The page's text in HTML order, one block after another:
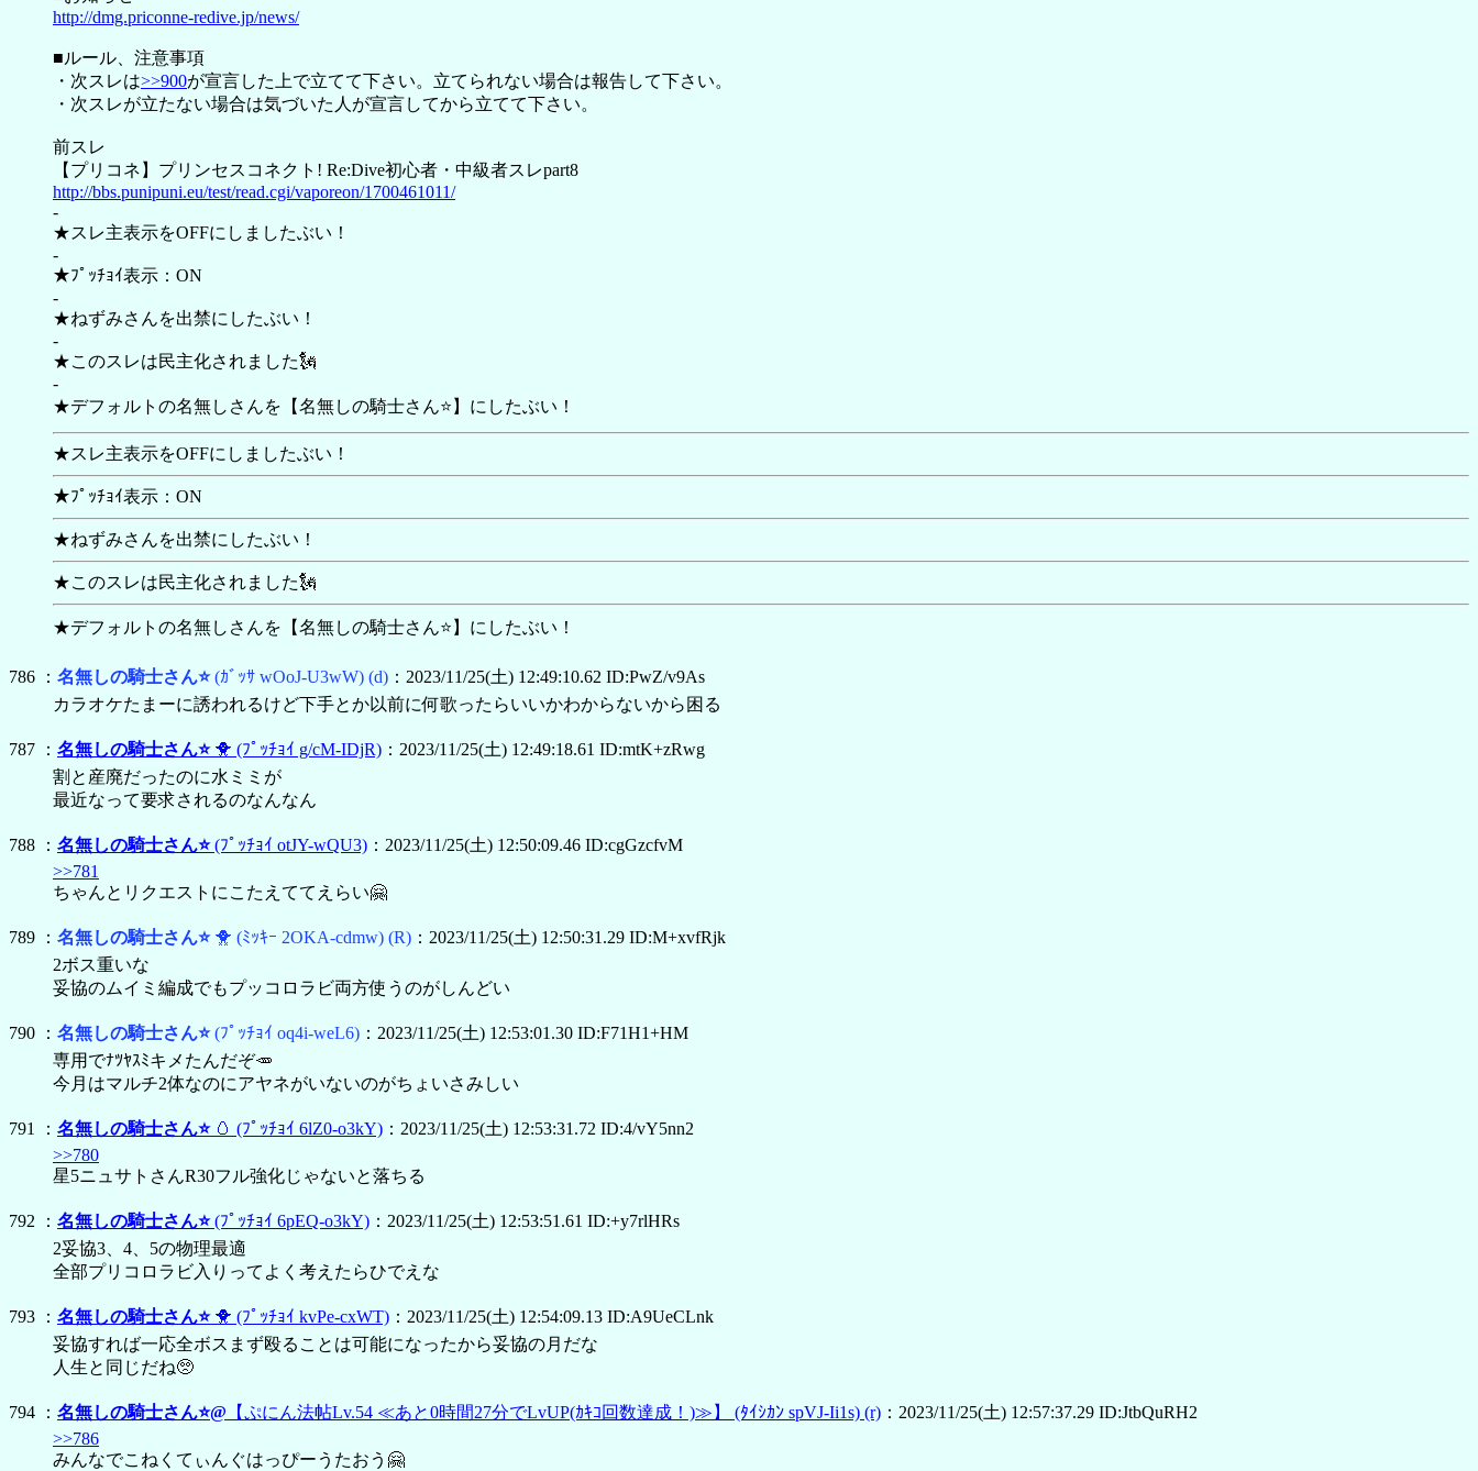
http://dmg.priconne-redive.jp/news/
■ルール、注意事項
・次スレは>>900が宣言した上で立てて下さい。立てられない場合は報告して下さい。
・次スレが立たない場合は気づいた人が宣言してから立てて下さい。
前スレ
【プリコネ】プリンセスコネクト! Re:Dive初心者・中級者スレpart8
http://bbs.punipuni.eu/test/read.cgi/vaporeon/1700461011/
-
★スレ主表示をOFFにしましたぶい！
-
★ﾌﾟｯﾁｮｲ表示：ON
-
★ねずみさんを出禁にしたぶい！
-
★このスレは民主化されました🗽
-
★デフォルトの名無しさんを【名無しの騎士さん⭐】にしたぶい！
★スレ主表示をOFFにしましたぶい！
★ﾌﾟｯﾁｮｲ表示：ON
★ねずみさんを出禁にしたぶい！
★このスレは民主化されました🗽
★デフォルトの名無しさんを【名無しの騎士さん⭐】にしたぶい！
786 ： 名無しの騎士さん⭐(ｶﾞｯｻ wOoJ-U3wW) (d) ：2023/11/25(土) 12:49:10.62 ID:PwZ/v9As
カラオケたまーに誘われるけど下手とか以前に何歌ったらいいかわからないから困る
787 ： 名無しの騎士さん⭐ 🐥 (ﾌﾟｯﾁｮｲ g/cM-IDjR) ：2023/11/25(土) 12:49:18.61 ID:mtK+zRwg
割と産廃だったのに水ミミが
最近なって要求されるのなんなん
788 ： 名無しの騎士さん⭐(ﾌﾟｯﾁｮｲ otJY-wQU3) ：2023/11/25(土) 12:50:09.46 ID:cgGzcfvM
>>781
ちゃんとリクエストにこたえててえらい🤗
789 ： 名無しの騎士さん⭐ 🐥 (ﾐｯｷｰ 2OKA-cdmw) (R) ：2023/11/25(土) 12:50:31.29 ID:M+xvfRjk
2ボス重いな
妥協のムイミ編成でもプッコロラビ両方使うのがしんどい
790 ： 名無しの騎士さん⭐(ﾌﾟｯﾁｮｲ oq4i-weL6) ：2023/11/25(土) 12:53:01.30 ID:F71H1+HM
専用でﾅﾂﾔｽﾐキメたんだぞ🥕
今月はマルチ2体なのにアヤネがいないのがちょいさみしい
791 ： 名無しの騎士さん⭐ 🥚 (ﾌﾟｯﾁｮｲ 6lZ0-o3kY) ：2023/11/25(土) 12:53:31.72 ID:4/vY5nn2
>>780
星5ニュサトさんR30フル強化じゃないと落ちる
792 ： 名無しの騎士さん⭐(ﾌﾟｯﾁｮｲ 6pEQ-o3kY) ：2023/11/25(土) 12:53:51.61 ID:+y7rlHRs
2妥協3、4、5の物理最適
全部プリコロラビ入りってよく考えたらひでえな
793 ： 名無しの騎士さん⭐ 🐥 (ﾌﾟｯﾁｮｲ kvPe-cxWT) ：2023/11/25(土) 12:54:09.13 ID:A9UeCLnk
妥協すれば一応全ボスまず殴ることは可能になったから妥協の月だな
人生と同じだね🥺
794 ： 名無しの騎士さん⭐@ 【ぷにん法帖Lv.54 ≪あと0時間27分でLvUP(ｶｷｺ回数達成！)≫】 (ﾀｲｼｶﾝ spVJ-Ii1s) (r) ：2023/11/25(土) 12:57:37.29 ID:JtbQuRH2
>>786
みんなでこねくてぃんぐはっぴーうたおう🤗